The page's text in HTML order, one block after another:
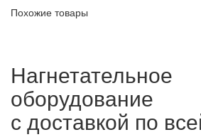
Похожие товары
Нагнетательное
оборудование
с доставкой по